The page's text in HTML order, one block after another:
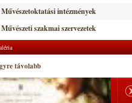
Művészetoktatási intézmények
Művészeti szakmai szervezetek
távolabb